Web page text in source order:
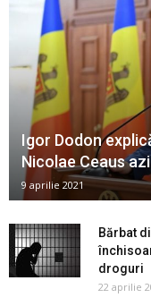
Igor Dodon
Nicolae Ceaus
9 aprilie 2021
Bărbat
droguri
22 aprilie